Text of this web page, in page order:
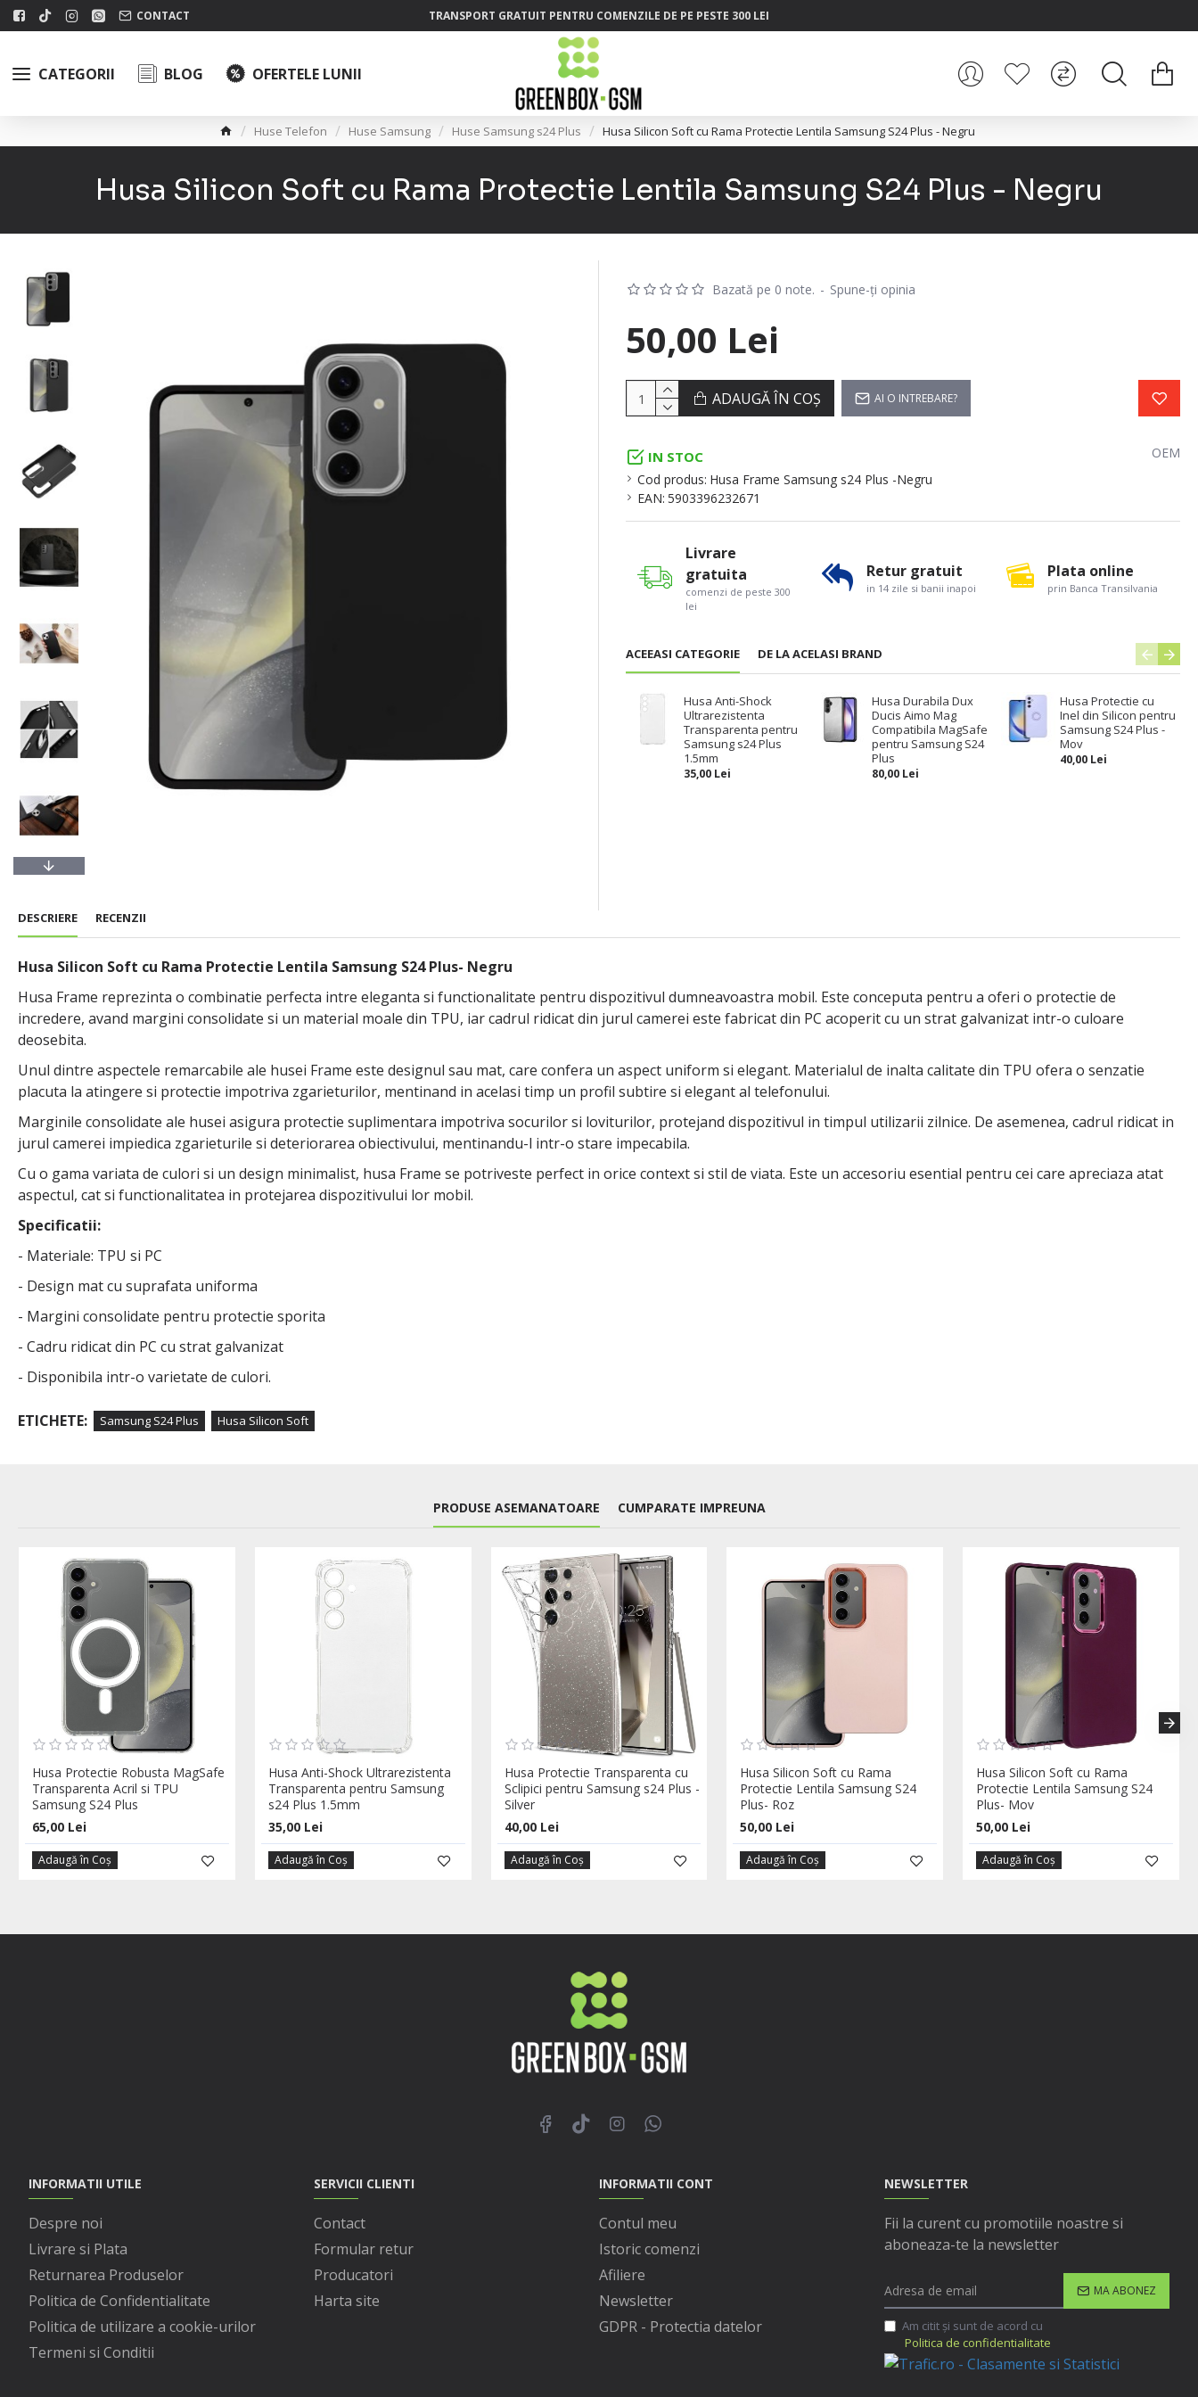
CONTACT TRANSPORT GRATUIT PENTRU COMENZILE DE PE PESTE 300 LEI
CATEGORII BLOG OFERTELE LUNII
Huse Telefon Huse Samsung Huse Samsung s24 Plus Husa Silicon Soft cu Rama Protectie Lentila Samsung S24 Plus - Negru
Husa Silicon Soft cu Rama Protectie Lentila Samsung S24 Plus - Negru
IN STOC
Cod produs: Husa Frame Samsung s24 Plus -Negru
EAN: 5903396232671
OEM
Bazată pe 0 note. - Spune-ţi opinia
50,00 Lei
ADAUGĂ ÎN COŞ AI O INTREBARE?
ACEEASI CATEGORIE DE LA ACELASI BRAND
Husa Anti-Shock
Ultrarezistenta
Transparenta pentru
Samsung s24 Plus
1.5mm
35,00 Lei
Husa Durabila Dux
Ducis Aimo Mag
Compatibila MagSafe
pentru Samsung S24
Plus
80,00 Lei
Husa Protectie cu
Inel din Silicon pentru
Samsung S24 Plus -
Mov
40,00 Lei
Livrare
gratuita
comenzi de peste 300
lei
Retur gratuit
in 14 zile si banii inapoi
Plata online
prin Banca Transilvania
DESCRIERE RECENZII
Husa Silicon Soft cu Rama Protectie Lentila Samsung S24 Plus- Negru
Husa Frame reprezinta o combinatie perfecta intre eleganta si functionalitate pentru dispozitivul dumneavoastra mobil. Este conceputa pentru a oferi o protectie de
incredere, avand margini consolidate si un material moale din TPU, iar cadrul ridicat din jurul camerei este fabricat din PC acoperit cu un strat galvanizat intr-o culoare
deosebita.
Unul dintre aspectele remarcabile ale husei Frame este designul sau mat, care confera un aspect uniform si elegant. Materialul de inalta calitate din TPU ofera o senzatie
placuta la atingere si protectie impotriva zgarieturilor, mentinand in acelasi timp un profil subtire si elegant al telefonului.
Marginile consolidate ale husei asigura protectie suplimentara impotriva socurilor si loviturilor, protejand dispozitivul in timpul utilizarii zilnice. De asemenea, cadrul ridicat in
jurul camerei impiedica zgarieturile si deteriorarea obiectivului, mentinandu-l intr-o stare impecabila.
Cu o gama variata de culori si un design minimalist, husa Frame se potriveste perfect in orice context si stil de viata. Este un accesoriu esential pentru cei care apreciaza atat
aspectul, cat si functionalitatea in protejarea dispozitivului lor mobil.
Specificatii:
- Materiale: TPU si PC
- Design mat cu suprafata uniforma
- Margini consolidate pentru protectie sporita
- Cadru ridicat din PC cu strat galvanizat
- Disponibila intr-o varietate de culori.
ETICHETE: Samsung S24 Plus Husa Silicon Soft
PRODUSE ASEMANATOARE CUMPARATE IMPREUNA
Husa Protectie Robusta MagSafe
Transparenta Acril si TPU
Samsung S24 Plus
65,00 Lei
Adaugă în Coş
Husa Anti-Shock Ultrarezistenta
Transparenta pentru Samsung
s24 Plus 1.5mm
35,00 Lei
Adaugă în Coş
Husa Protectie Transparenta cu
Sclipici pentru Samsung s24 Plus -
Silver
40,00 Lei
Adaugă în Coş
Husa Silicon Soft cu Rama
Protectie Lentila Samsung S24
Plus- Roz
50,00 Lei
Adaugă în Coş
Husa Silicon Soft cu Rama
Protectie Lentila Samsung S24
Plus- Mov
50,00 Lei
Adaugă în Coş
INFORMATII UTILE
Despre noi
Livrare si Plata
Returnarea Produselor
Politica de Confidentialitate
Politica de utilizare a cookie-urilor
Termeni si Conditii
SERVICII CLIENTI
Contact
Formular retur
Producatori
Harta site
INFORMATII CONT
Contul meu
Istoric comenzi
Afiliere
Newsletter
GDPR - Protectia datelor
NEWSLETTER
Fii la curent cu promotiile noastre si
aboneaza-te la newsletter
MA ABONEZ
Am citit şi sunt de acord cu
Politica de confidentialitate